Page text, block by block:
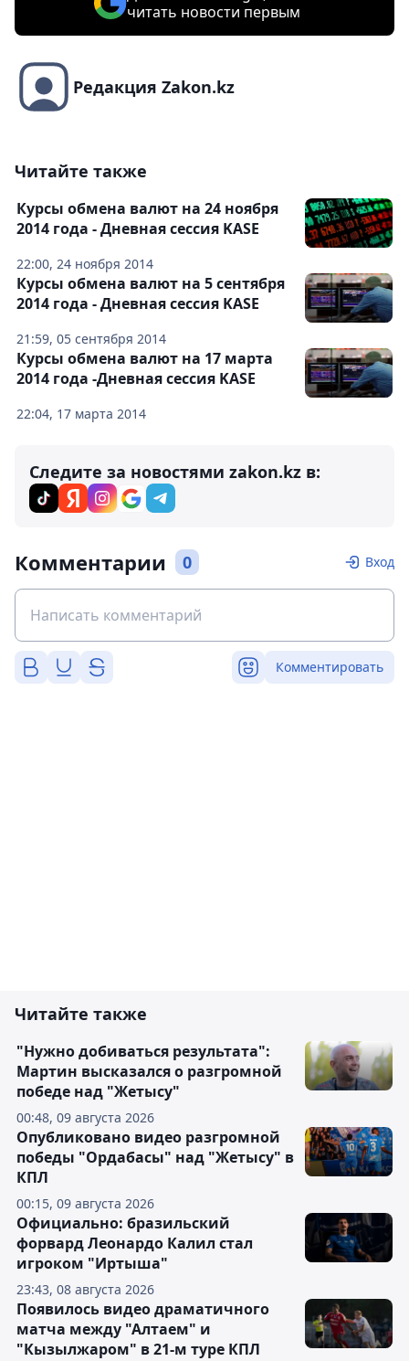
читать новости первым
Редакция Zakon.kz
Читайте также
22:00, 24 ноября 2014
Курсы обмена валют на 24 ноября
2014 года - Дневная сессия KASE
21:59, 05 сентября 2014
Курсы обмена валют на 5 сентября
2014 года - Дневная сессия KASE
22:04, 17 марта 2014
Курсы обмена валют на 17 марта
2014 года -Дневная сессия KASE
Следите за новостями zakon.kz в:
Комментарии 0 Вход
Комментировать
Читайте также
00:48, 09 августа 2026
"Нужно добиваться результата":
Мартин высказался о разгромной
победе над "Жетысу"
00:15, 09 августа 2026
Опубликовано видео разгромной
победы "Ордабасы" над "Жетысу" в
КПЛ
23:43, 08 августа 2026
Официально: бразильский
форвард Леонардо Калил стал
игроком "Иртыша"
Появилось видео драматичного
матча между "Алтаем" и
"Кызылжаром" в 21-м туре КПЛ